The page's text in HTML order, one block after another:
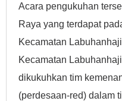
Acara pengukuhan
Raya yang terdapat
Kecamatan
Kecamatan
dikukuhkan tim
(perdesaan-red) dalam